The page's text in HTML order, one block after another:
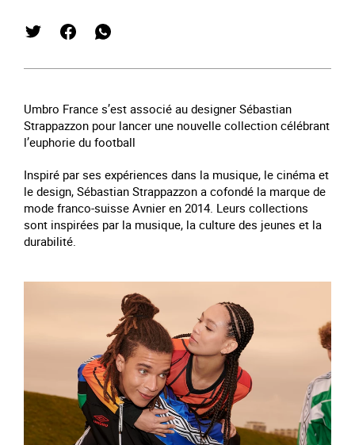
Umbro France s’est associé au designer Sébastian
Strappazzon pour lancer une nouvelle collection célébrant
l’euphorie du football
Inspiré par ses expériences dans la musique, le cinéma et
le design, Sébastian Strappazzon a cofondé la marque de
mode franco-suisse Avnier en 2014. Leurs collections
sont inspirées par la musique, la culture des jeunes et la
durabilité.